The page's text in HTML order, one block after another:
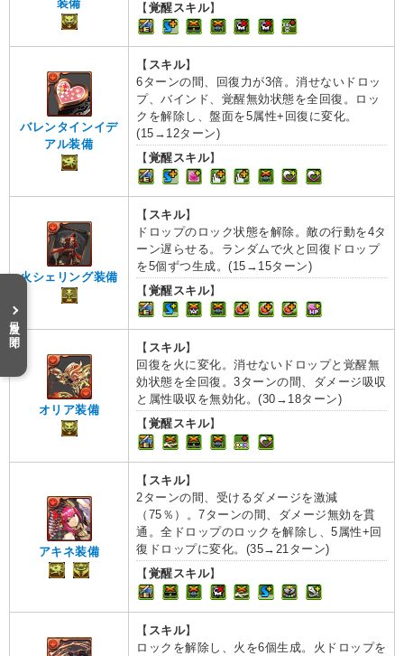
装備
【覚醒スキル】
バレンタインイデ
アル装備
【 スキル】
6ターンの間、回復力が3倍。消せないドロッ
プ、バインド、覚醒無効状態を全回復。ロッ
クを解除し、盤面を5属性+回復に変化。
(15→12ターン)
【覚醒スキル】
火シェリング装備
【 スキル】
ドロップのロック状態を解除。敵の行動を4タ
ーン遅らせる。ランダムで火と回復ドロップ
を5個ずつ生成。(15→15ターン)
【覚醒スキル】
オリア装備
【 スキル】
回復を火に変化。消せないドロップと覚醒無
効状態を全回復。3ターンの間、ダメージ吸収
と属性吸収を無効化。(30→18ターン)
【覚醒スキル】
アキネ装備
【 スキル】
2ターンの間、受けるダメージを激減
（75％）。7ターンの間、ダメージ無効を貫
通。全ドロップのロックを解除し、5属性+回
復ドロップに変化。(35→21ターン)
【覚醒スキル】
【 スキル】
ロックを解除し、火を6個生成。火ドロップを
目次を開く